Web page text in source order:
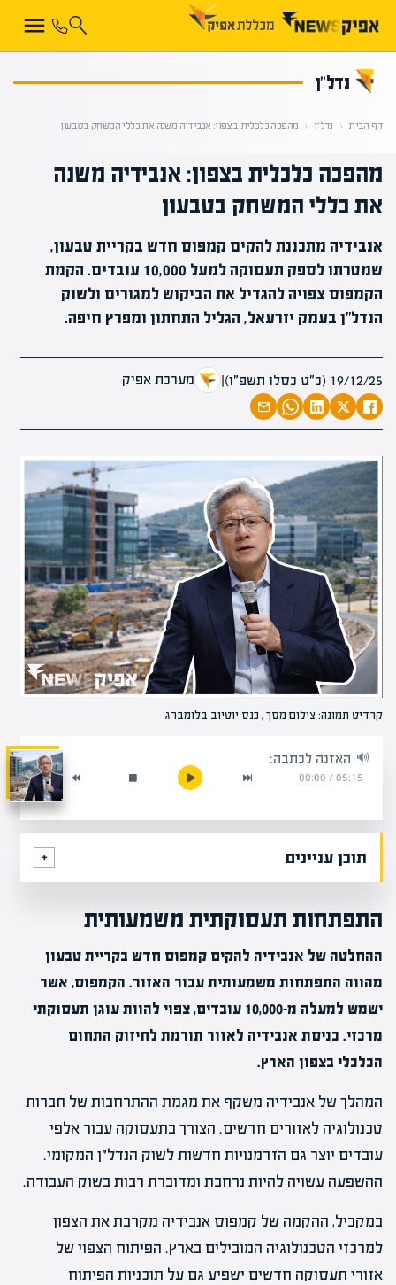
נדל”ן
דף הבית ‹ נדל”ן ‹ מהפכה כלכלית בצפון: אנבידיה משנה את כללי המשחק בטבעון
מהפכה כלכלית בצפון: אנבידיה משנה
את כללי המשחק בטבעון
אנבידיה מתכננת להקים קמפוס חדש בקריית טבעון,
שמטרתו לספק תעסוקה למעל 10,000 עובדים. הקמת
הקמפוס צפויה להגדיל את הביקוש למגורים ולשוק
הנדל״ן בעמק יזרעאל, הגליל התחתון ומפרץ חיפה.
19/12/25 (כ״ט כסלו תשפ״ו) | מערכת אפיק
קרדיט תמונה: צילום מסך , כנס יוטיוב בלומברג
האזנה לכתבה:
05:15
/
00:00
תוכן עניינים
התפתחות תעסוקתית משמעותית
ההחלטה של אנבידיה להקים קמפוס חדש בקריית טבעון
מהווה התפתחות משמעותית עבור האזור. הקמפוס, אשר
ישמש למעלה מ-10,000 עובדים, צפוי להוות עוגן תעסוקתי
מרכזי. כניסת אנבידיה לאזור תורמת לחיזוק התחום
הכלכלי בצפון הארץ.
המהלך של אנבידיה משקף את מגמת ההתרחבות של חברות
טכנולוגיה לאזורים חדשים. הצורך בתעסוקה עבור אלפי
עובדים יוצר גם הזדמנויות חדשות לשוק הנדל״ן המקומי.
ההשפעה עשויה להיות נרחבת ומדוברת רבות בשוק העבודה.
במקביל, ההקמה של קמפוס אנבידיה מקרבת את הצפון
למרכזי הטכנולוגיה המובילים בארץ. הפיתוח הצפוי של
אזורי תעסוקה חדשים ישפיע גם על תוכניות הפיתוח